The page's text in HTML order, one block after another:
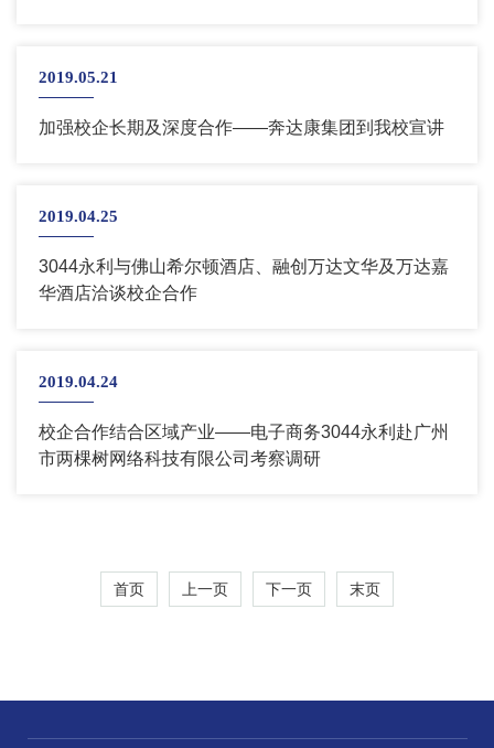
2019.05.21
加强校企长期及深度合作——奔达康集团到我校宣讲
2019.04.25
3044永利与佛山希尔顿酒店、融创万达文华及万达嘉
华酒店洽谈校企合作
2019.04.24
校企合作结合区域产业——电子商务3044永利赴广州
市两棵树网络科技有限公司考察调研
首页 上一页 下一页 末页